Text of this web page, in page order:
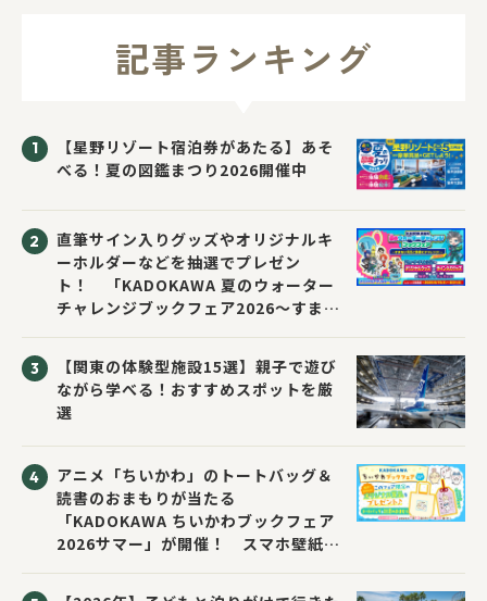
記事ランキング
【星野リゾート宿泊券があたる】あそ
べる！夏の図鑑まつり2026開催中
直筆サイン入りグッズやオリジナルキ
ーホルダーなどを抽選でプレゼン
ト！ 「KADOKAWA 夏のウォーター
チャレンジブックフェア2026～すまな
【関東の体験型施設15選】親子で遊び
ながら学べる！おすすめスポットを厳
選
アニメ「ちいかわ」のトートバッグ＆
読書のおまもりが当たる
「KADOKAWA ちいかわブックフェア
2026サマー」が開催！ スマホ壁紙は